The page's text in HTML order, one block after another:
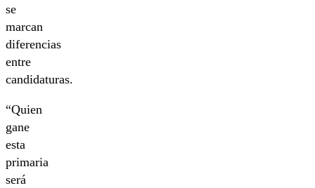
se
marcan
diferencias
entre
candidaturas.
“Quien
gane
esta
primaria
será